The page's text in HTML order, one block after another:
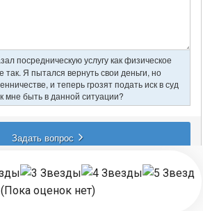
(Пока оценок нет)